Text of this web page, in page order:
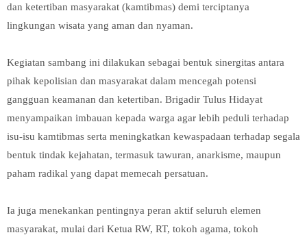
dan ketertiban masyarakat (kamtibmas) demi terciptanya
lingkungan wisata yang aman dan nyaman.
Kegiatan sambang ini dilakukan sebagai bentuk sinergitas antara
pihak kepolisian dan masyarakat dalam mencegah potensi
gangguan keamanan dan ketertiban. Brigadir Tulus Hidayat
menyampaikan imbauan kepada warga agar lebih peduli terhadap
isu-isu kamtibmas serta meningkatkan kewaspadaan terhadap segala
bentuk tindak kejahatan, termasuk tawuran, anarkisme, maupun
paham radikal yang dapat memecah persatuan.
Ia juga menekankan pentingnya peran aktif seluruh elemen
masyarakat, mulai dari Ketua RW, RT, tokoh agama, tokoh